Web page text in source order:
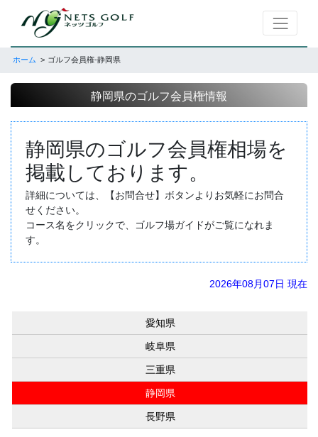
ホーム ゴルフ会員権-静岡県
静岡県のゴルフ会員権情報
静岡県のゴルフ会員権相場を
掲載しております。
詳細については、【お問合せ】ボタンよりお気軽にお問合
せください。
コース名をクリックで、ゴルフ場ガイドがご覧になれま
す。
2026年08月07日 現在
愛知県
岐阜県
三重県
静岡県
長野県